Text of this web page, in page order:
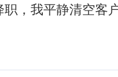
，我平静清空客